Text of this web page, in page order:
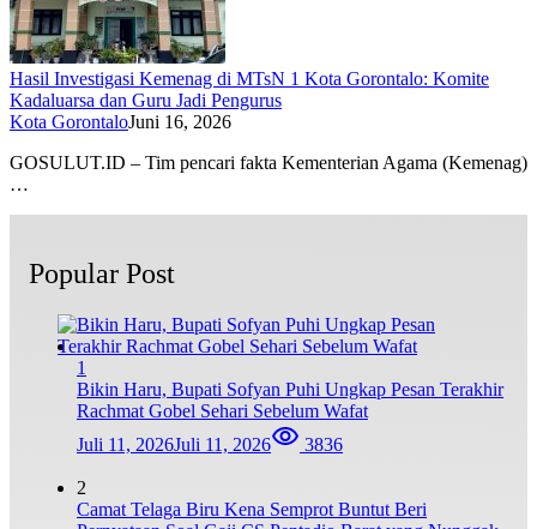
Hasil Investigasi Kemenag di MTsN 1 Kota Gorontalo: Komite
Kadaluarsa dan Guru Jadi Pengurus
Kota GorontaloJuni 16, 2026
GOSULUT.ID – Tim pencari fakta Kementerian Agama (Kemenag)
…
Popular Post
1
Bikin Haru, Bupati Sofyan Puhi Ungkap Pesan Terakhir
Rachmat Gobel Sehari Sebelum Wafat
Juli 11, 2026Juli 11, 2026 3836
2
Camat Telaga Biru Kena Semprot Buntut Beri